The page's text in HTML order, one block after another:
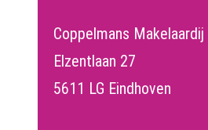
Coppelmans Makelaardij
Elzentlaan 27
5611 LG Eindhoven